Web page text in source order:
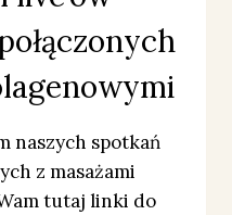
naszych spotkań
z masażami
tutaj linki do